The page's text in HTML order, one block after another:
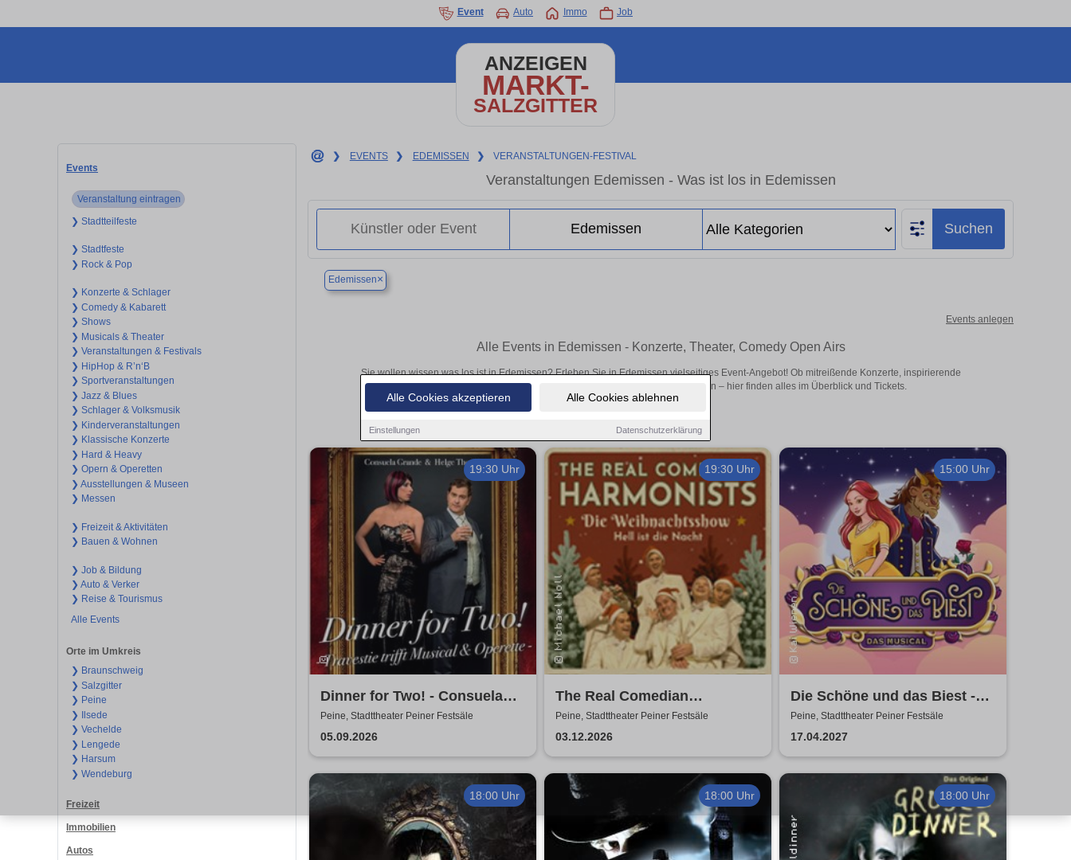
Alle Cookies akzeptieren Alle Cookies ablehnen
Einstellungen Datenschutzerklärung
Event Auto Immo Job
ANZEIGEN
MARKT-
SALZGITTER
Events
Veranstaltung eintragen
❯ Stadtteilfeste
❯ Stadtfeste
❯ Rock & Pop
❯ Konzerte & Schlager
❯ Comedy & Kabarett
❯ Shows
❯ Musicals & Theater
❯ Veranstaltungen & Festivals
❯ HipHop & R’n‘B
❯ Sportveranstaltungen
❯ Jazz & Blues
❯ Schlager & Volksmusik
❯ Kinderveranstaltungen
❯ Klassische Konzerte
❯ Hard & Heavy
❯ Opern & Operetten
❯ Ausstellungen & Museen
❯ Messen
❯ Freizeit & Aktivitäten
❯ Bauen & Wohnen
❯ Job & Bildung
❯ Auto & Verker
❯ Reise & Tourismus
Alle Events
Orte im Umkreis
❯ Braunschweig
❯ Salzgitter
❯ Peine
❯ Ilsede
❯ Vechelde
❯ Lengede
❯ Harsum
❯ Wendeburg
Freizeit
Immobilien
Autos
❯ EVENTS ❯ EDEMISSEN ❯ VERANSTALTUNGEN-FESTIVAL
Veranstaltungen Edemissen - Was ist los in Edemissen
Suchen
Edemissen×
Events anlegen
Alle Events in Edemissen - Konzerte, Theater, Comedy Open Airs
Sie wollen wissen was los ist in Edemissen? Erleben Sie in Edemissen vielseitiges Event-Angebot! Ob mitreißende Konzerte, inspirierende
Theateraufführungen oder aufregende Veranstaltungen in Edemissen – hier finden alles im Überblick und Tickets.
19:30 Uhr
Dinner for Two! - Consuela
Grand & Helge Thomas
Peine, Stadttheater Peiner Festsäle
05.09.2026
19:30 Uhr
The Real Comedian
Harmonists - Die
Weihnachtsshow - Hell ist die
Nacht
Peine, Stadttheater Peiner Festsäle
03.12.2026
15:00 Uhr
Die Schöne und das Biest -
das Musical | Theater Liberi
Peine, Stadttheater Peiner Festsäle
17.04.2027
18:00 Uhr 18:00 Uhr 18:00 Uhr